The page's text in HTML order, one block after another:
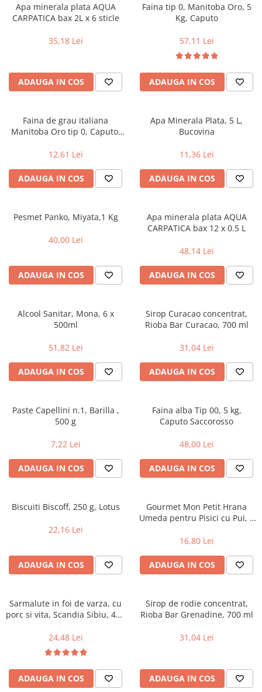
Sosuri si dressinguri
Condimente
Paste fainoase si cereale
Ulei, otet
Gem, miere si alte creme
tartinabile
Conserve
Chipsuri & Snacksuri
Bauturi Non-Alcoolice
Bauturi carbogazoase
Apa
Hartie igienica
Dezinfectant toaleta
Absorbant umiditate
Produse curatare bucatarie
Solutii suprafete bucatarie
Saci menajeri
Bureti vase si lavete
Prosoape de hartie si servetele
Manusi unica folosinta
Maturi, mopuri si galeti
Accesorii maturi, mopuri & galeti
Detergenti universali
Solutii dezinfectante
Servetele umede antibacteriene
Solutie curatat mobila
Stergatoare geam
Insecticide & capcane
Produse ingrijire incaltaminte si
accesorii
Odorizant camera
Umerase pentru haine si suporturi
Organizatoare imbracaminte si
Carucioare pentru cumparaturi
incarcatoare
Servetele umede antibacteriene
pentru maini
Tratamente ingrijire corp
Ceara, benzi si creme depilatoare
Plasturi
Ingrijire par
Balsam de par
Tratamente si masca de par
Vopsea de par si oxidant
Ceara de par si gel
Igiena intima
Geluri si deodorante igiena intima
Tampoane si absorbante
Solare
Produse autobronzante
Produse cu protectie solara
Igiena dentara
Pasta de dinti
Oja
Dizolvante si tratamente pentru
Luciu si balsam de buze
Alcool sanitar
Uniforme medicale de unica
Apa minerala plata AQUA
CARPATICA bax 2L x 6 sticle
35,18 Lei
ADAUGA IN COS
Faina tip 0, Manitoba Oro, 5
Kg, Caputo
57,11 Lei
ADAUGA IN COS
Faina de grau italiana
Manitoba Oro tip 0, Caputo,
12,61 Lei
ADAUGA IN COS
Apa Minerala Plata, 5 L,
Bucovina
11,36 Lei
ADAUGA IN COS
Pesmet Panko, Miyata,1 Kg
40,00 Lei
ADAUGA IN COS
Apa minerala plata AQUA
CARPATICA bax 12 x 0.5 L
48,14 Lei
ADAUGA IN COS
Alcool Sanitar, Mona, 6 x
500ml
51,82 Lei
ADAUGA IN COS
Sirop Curacao concentrat,
Rioba Bar Curacao, 700 ml
31,04 Lei
ADAUGA IN COS
Paste Capellini n.1, Barilla ,
500 g
7,22 Lei
ADAUGA IN COS
Faina alba Tip 00, 5 kg,
Caputo Saccorosso
48,00 Lei
ADAUGA IN COS
Biscuiti Biscoff, 250 g, Lotus
22,16 Lei
ADAUGA IN COS
Gourmet Mon Petit Hrana
Umeda pentru Pisici cu Pui, 6
16,80 Lei
ADAUGA IN COS
Sarmalute in foi de varza, cu
porc si vita, Scandia Sibiu, 400
24,48 Lei
ADAUGA IN COS
Sirop de rodie concentrat,
Rioba Bar Grenadine, 700 ml
31,04 Lei
ADAUGA IN COS